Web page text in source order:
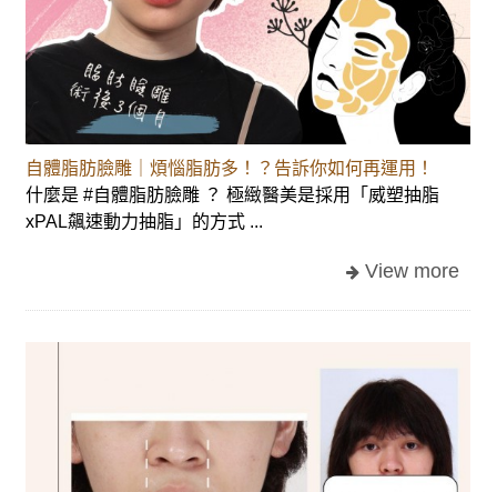
自體脂肪臉雕｜煩惱脂肪多！？告訴你如何再運用！
什麼是 #自體脂肪臉雕 ？ 極緻醫美是採用「威塑抽脂
xPAL飆速動力抽脂」的方式 ...